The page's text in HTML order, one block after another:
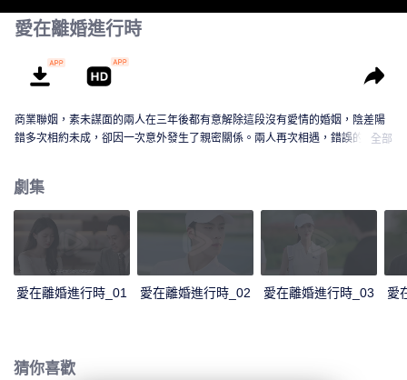
愛在離婚進行時
商業聯姻，素未謀面的兩人在三年後都有意解除這段沒有愛情的婚姻，陰差陽
錯多次相約未成，卻因一次意外發生了親密關係。兩人再次相遇，錯誤的情感
全部
劇集
愛在離婚進行時_01 愛在離婚進行時_02 愛在離婚進行時_03 愛
猜你喜歡